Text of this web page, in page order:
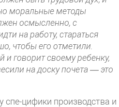
моральные методы
осмысленно, с
на работу, стараться
чтобы его отметили.
и говорит своему ребенку,
на доску почета — это
спе-цифики производства и